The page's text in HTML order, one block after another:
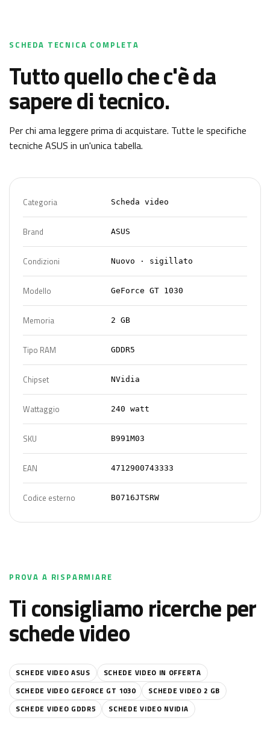
SCHEDA TECNICA COMPLETA
Tutto quello che c'è da
sapere di tecnico.
Per chi ama leggere prima di acquistare. Tutte le specifiche
tecniche ASUS in un'unica tabella.
Categoria Scheda video
Brand ASUS
Condizioni Nuovo · sigillato
Modello GeForce GT 1030
Memoria 2 GB
Tipo RAM GDDR5
Chipset NVidia
Wattaggio 240 watt
SKU B991M03
EAN 4712900743333
Codice esterno B0716JTSRW
PROVA A RISPARMIARE
Ti consigliamo ricerche per
schede video
SCHEDE VIDEO ASUS
SCHEDE VIDEO IN OFFERTA
SCHEDE VIDEO GEFORCE GT 1030
SCHEDE VIDEO 2 GB
SCHEDE VIDEO GDDR5
SCHEDE VIDEO NVIDIA